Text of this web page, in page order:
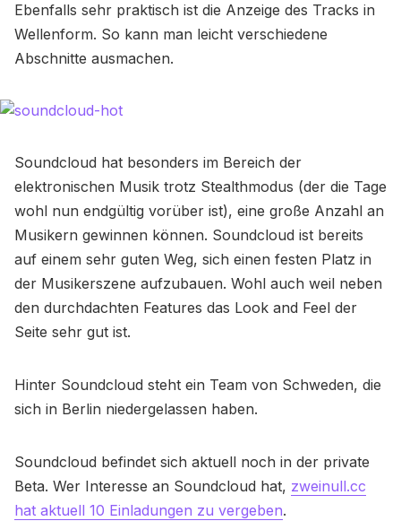
Ebenfalls sehr praktisch ist die Anzeige des Tracks in
Wellenform. So kann man leicht verschiedene
Abschnitte ausmachen.
Soundcloud hat besonders im Bereich der
elektronischen Musik trotz Stealthmodus (der die Tage
wohl nun endgültig vorüber ist), eine große Anzahl an
Musikern gewinnen können. Soundcloud ist bereits
auf einem sehr guten Weg, sich einen festen Platz in
der Musikerszene aufzubauen. Wohl auch weil neben
den durchdachten Features das Look and Feel der
Seite sehr gut ist.
Hinter Soundcloud steht ein Team von Schweden, die
sich in Berlin niedergelassen haben.
Soundcloud befindet sich aktuell noch in der private
Beta. Wer Interesse an Soundcloud hat, zweinull.cc
hat aktuell 10 Einladungen zu vergeben.